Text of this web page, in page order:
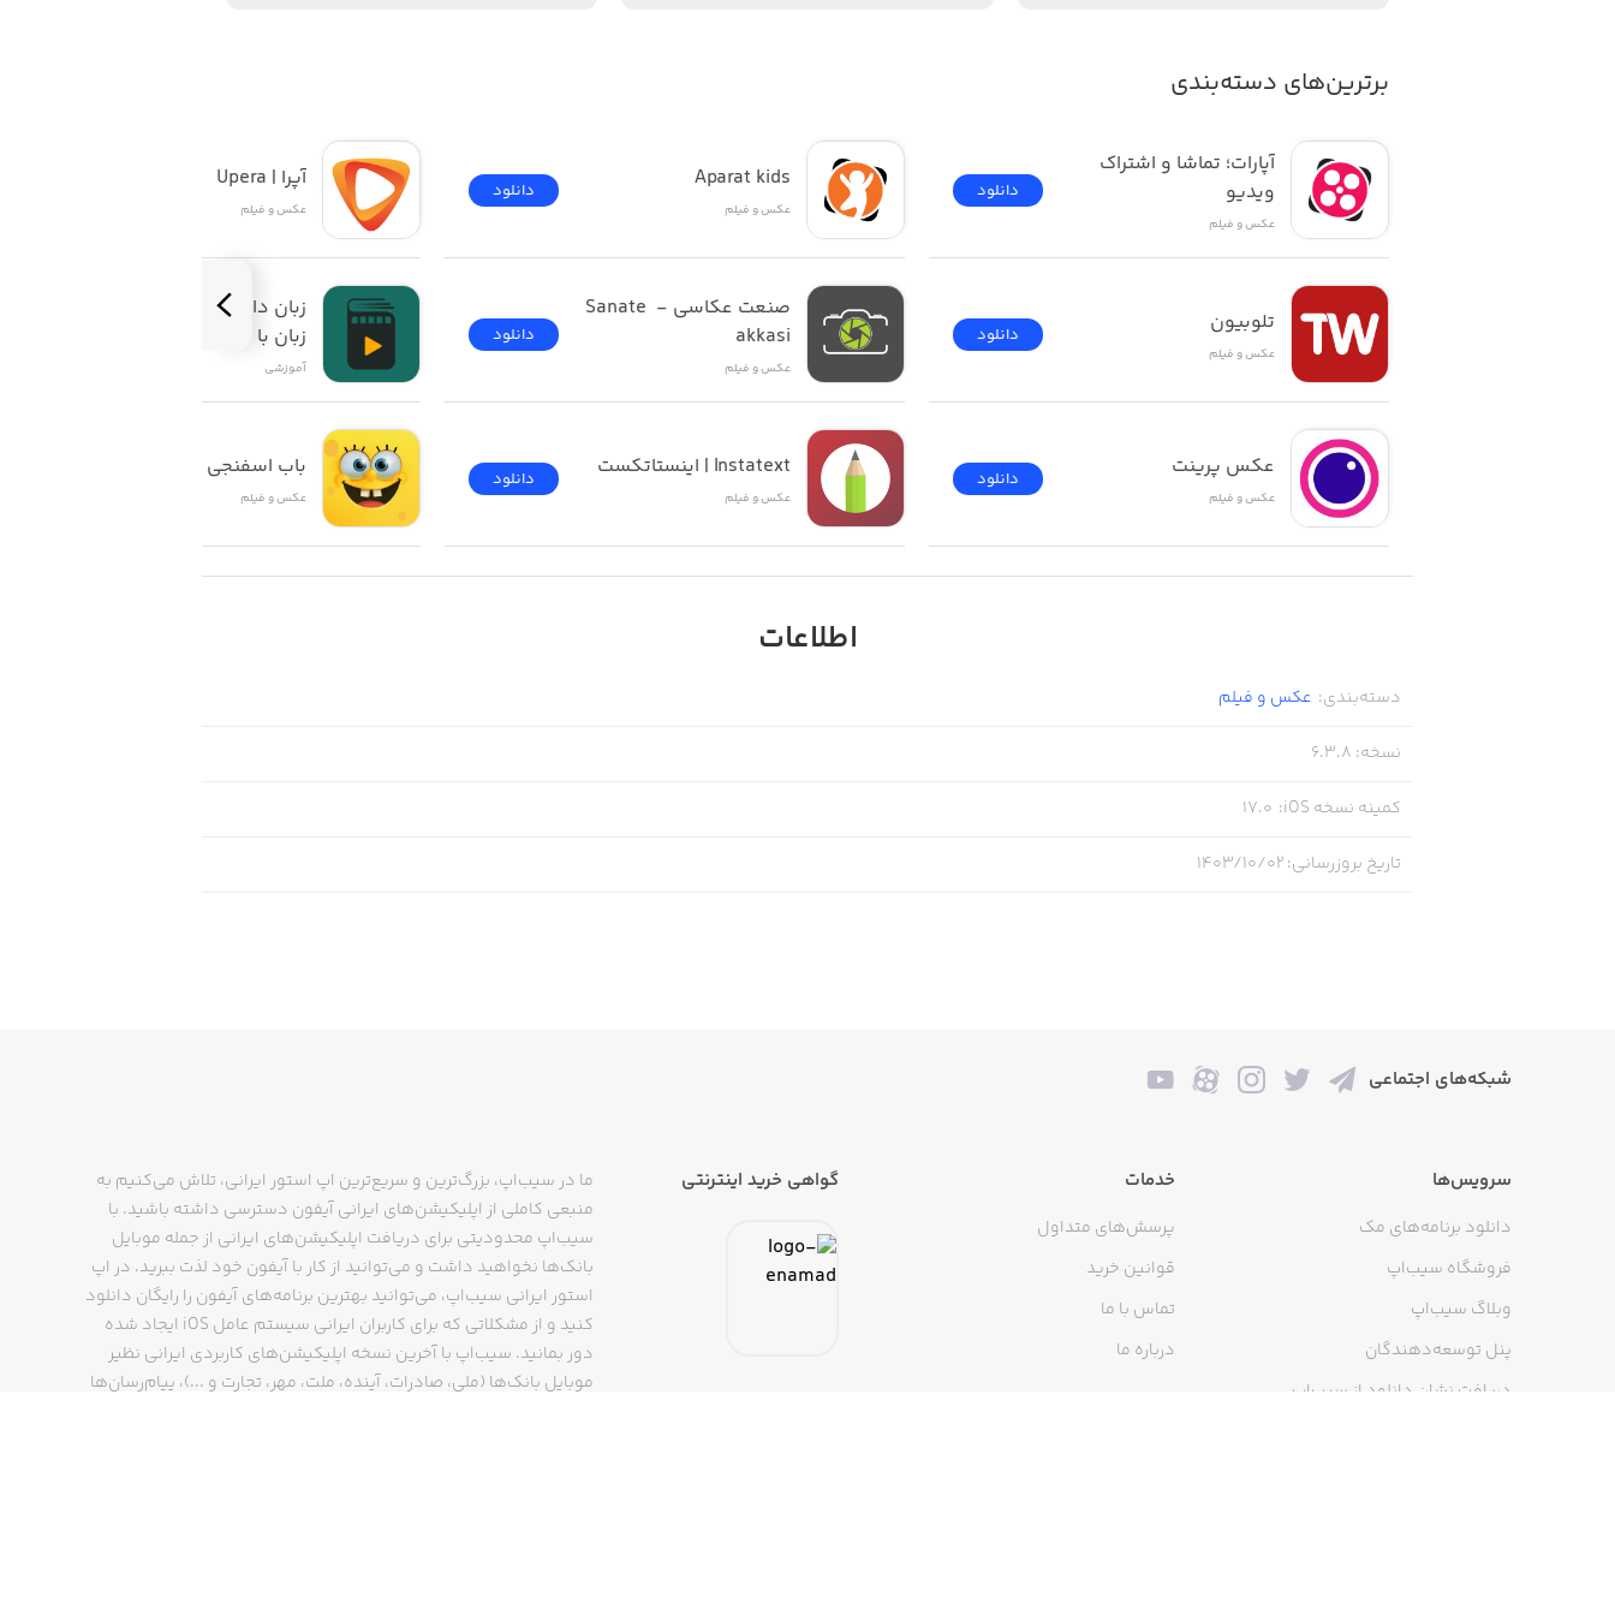
• ابزار Assisted Cutout برای اصلاح دقیق لبه‌های تصاویر
• توصیه‌های خودکار و هوشمند اپلیکیشن برای ساخت محتوا بهتر
برترین‌های دسته‌بندی
ویدیو
عکس و فیلم
دانلود
تلوبیون
عکس و فیلم
دانلود
عکس پرینت
عکس و فیلم
دانلود
Aparat kids
عکس و فیلم
دانلود
صنعت عکاسی - Sanate
akkasi
عکس و فیلم
دانلود
Instatext | اینستاتکست
عکس و فیلم
دانلود
آپرا | Upera
عکس و فیلم
زبان با فیلم
آموزشی
باب اسفنجی
عکس و فیلم
اطلاعات
دسته‌بندی: عکس و فیلم
نسخه:
6.3.8
کمینه نسخه iOS :
17.0
تاریخ بروزرسانی:۱۴۰۳/۱۰/۰۲
شبکه‌های اجتماعی
سرویس‌ها
دانلود برنامه‌های مک
فروشگاه سیب‌اپ
وبلاگ سیب‌اپ
پنل توسعه‌دهندگان
دریافت نشان دانلود از سیب‌اپ
خدمات
پرسش‌های متداول
قوانین خرید
تماس با ما
درباره ما
گواهی خرید اینترنتی
ما در سیب‌اپ، بزرگ‌ترین و سریع‌ترین اپ استور ایرانی، تلاش می‌کنیم به
منبعی کاملی از اپلیکیشن‌های ایرانی آیفون دسترسی داشته باشید. با
سیب‌اپ محدودیتی برای دریافت اپلیکیشن‌های ایرانی از جمله موبایل
بانک‌ها نخواهید داشت و می‌توانید از کار با آیفون خود لذت ببرید. در اپ
استور ایرانی سیب‌اپ، می‌توانید بهترین برنامه‌های آیفون را رایگان دانلود
کنید و از مشکلاتی که برای کاربران ایرانی سیستم عامل iOS ایجاد شده
دور بمانید. سیب‌اپ با آخرین نسخه اپلیکیشن‌های کاربردی ایرانی نظیر
موبایل بانک‌ها (ملی، صادرات، آینده، ملت، مهر، تجارت و ...)، پیام‌رسان‌ها